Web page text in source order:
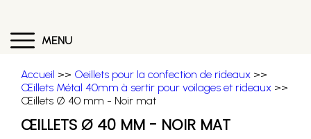
MENU
Accueil >> Oeillets pour la confection de rideaux >>
Œillets Métal 40mm à sertir pour voilages et rideaux >>
Œillets Ø 40 mm - Noir mat
ŒILLETS Ø 40 MM - NOIR MAT